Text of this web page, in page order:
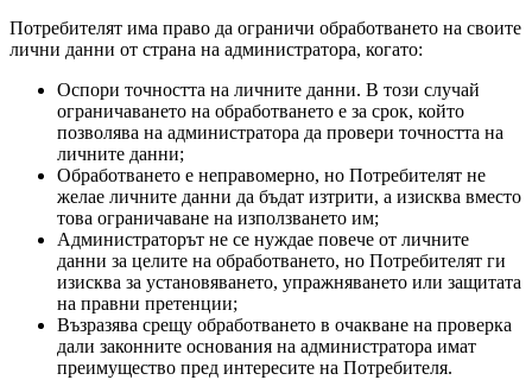
Потребителят има право да ограничи обработването на своите
лични данни от страна на администратора, когато:
Оспори точността на личните данни. В този случай
ограничаването на обработването е за срок, който
позволява на администратора да провери точността на
личните данни;
Обработването е неправомерно, но Потребителят не
желае личните данни да бъдат изтрити, а изисква вместо
това ограничаване на използването им;
Администраторът не се нуждае повече от личните
данни за целите на обработването, но Потребителят ги
изисква за установяването, упражняването или защитата
на правни претенции;
Възразява срещу обработването в очакване на проверка
дали законните основания на администратора имат
преимущество пред интересите на Потребителя.